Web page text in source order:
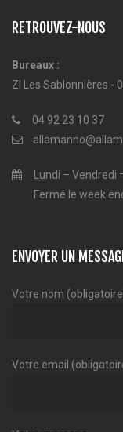
RETROUVEZ-NOUS
Bureaux :
ZI Les Sablonnières -
04 92 23 10 37
Lundi – Vendredi
Fermé le week
ENVOYER UN
Votre nom
Votre email